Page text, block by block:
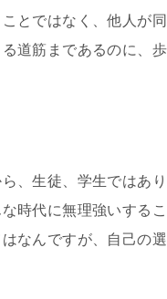
とではなく、他人が
道筋まであるのに、
、生徒、学生ではあ
時代に無理強いする
なんですが、自己の